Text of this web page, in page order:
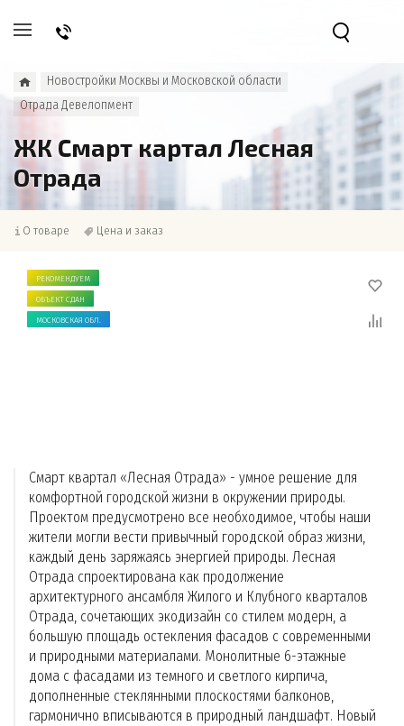
Новостройки Москвы и Московской области
Отрада Девелопмент
ЖК Смарт картал Лесная
Отрада
О товаре Цена и заказ
РЕКОМЕНДУЕМ
ОБЪЕКТ СДАН
МОСКОВСКАЯ ОБЛ.
Смарт квартал «Лесная Отрада» - умное решение для
комфортной городской жизни в окружении природы.
Проектом предусмотрено все необходимое, чтобы наши
жители могли вести привычный городской образ жизни,
каждый день заряжаясь энергией природы. Лесная
Отрада спроектирована как продолжение
архитектурного ансамбля Жилого и Клубного кварталов
Отрада, сочетающих экодизайн со стилем модерн, а
большую площадь остекления фасадов с современными
и природными материалами. Монолитные 6-этажные
дома с фасадами из темного и светлого кирпича,
дополненные стеклянными плоскостями балконов,
гармонично вписываются в природный ландшафт. Новый